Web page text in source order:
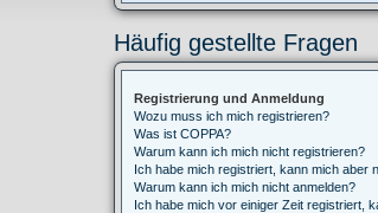
Häufig gestellte Fragen
Registrierung und Anmeldung
Wozu muss ich mich registrieren?
Was ist COPPA?
Warum kann ich mich nicht registrieren?
Ich habe mich registriert, kann mich aber
Warum kann ich mich nicht anmelden?
Ich habe mich vor einiger Zeit registriert,